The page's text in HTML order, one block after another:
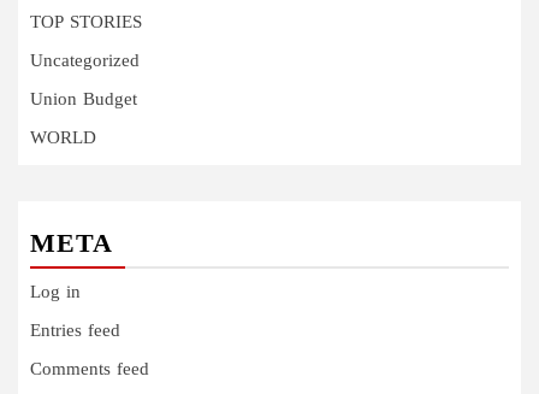
TOP STORIES
Uncategorized
Union Budget
WORLD
META
Log in
Entries feed
Comments feed